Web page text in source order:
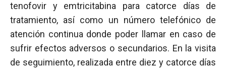
tenofovir y emtricitabina para catorce días de
tratamiento, así como un número telefónico de
atención continua donde poder llamar en caso de
sufrir efectos adversos o secundarios. En la visita
de seguimiento, realizada entre diez y catorce días